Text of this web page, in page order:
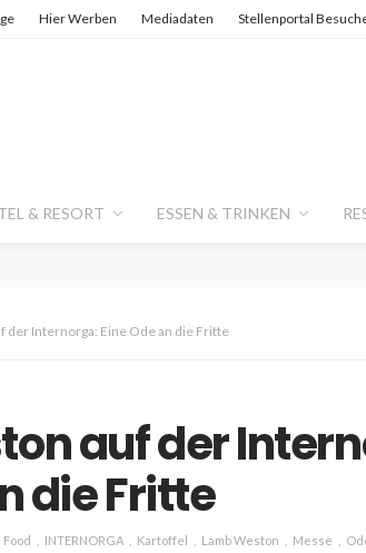
Hier Werben Mediadaten Stellenportal
& RESORT ESSEN & TRINKEN
der Internorga: Eine Ode an die Fritte
auf der
die Fritte
Food INTERNORGA Kartoffel Lamb Weston Messe